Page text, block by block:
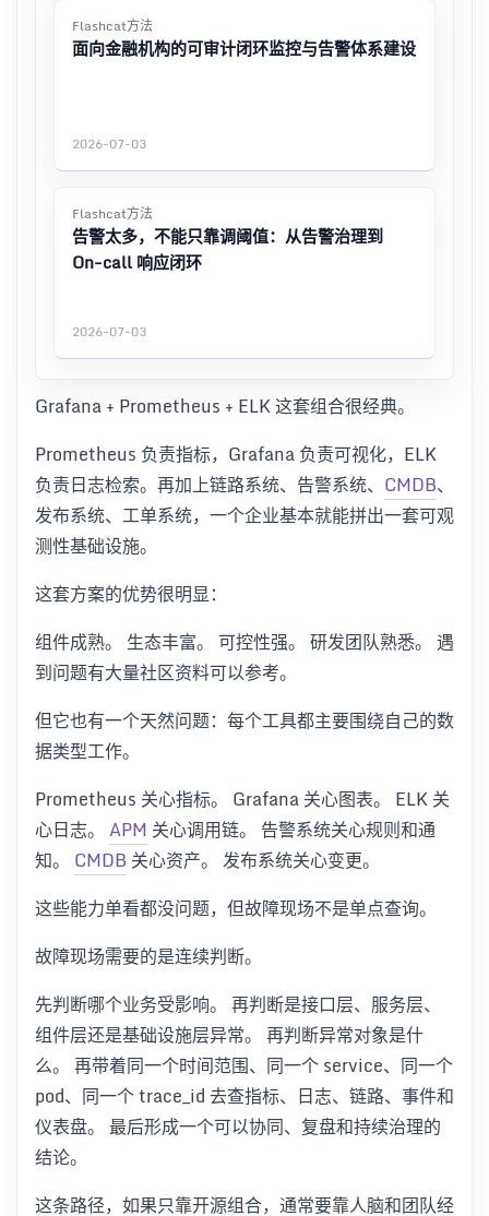
Flashcat方法
面向金融机构的可审计闭环监控与告警体系建设
2026-07-03
Flashcat方法
告警太多，不能只靠调阈值：从告警治理到
On-call 响应闭环
2026-07-03
Grafana + Prometheus + ELK 这套组合很经典。
Prometheus 负责指标，Grafana 负责可视化，ELK
负责日志检索。再加上链路系统、告警系统、 CMDB、
发布系统、工单系统，一个企业基本就能拼出一套可观
测性基础设施。
这套方案的优势很明显：
组件成熟。 生态丰富。 可控性强。 研发团队熟悉。 遇
到问题有大量社区资料可以参考。
但它也有一个天然问题：每个工具都主要围绕自己的数
据类型工作。
Prometheus 关心指标。 Grafana 关心图表。 ELK 关
心日志。 APM 关心调用链。 告警系统关心规则和通
知。 CMDB 关心资产。 发布系统关心变更。
这些能力单看都没问题，但故障现场不是单点查询。
故障现场需要的是连续判断。
先判断哪个业务受影响。 再判断是接口层、服务层、
组件层还是基础设施层异常。 再判断异常对象是什
么。 再带着同一个时间范围、同一个 service、同一个
pod、同一个 trace_id 去查指标、日志、链路、事件和
仪表盘。 最后形成一个可以协同、复盘和持续治理的
结论。
这条路径，如果只靠开源组合，通常要靠人脑和团队经